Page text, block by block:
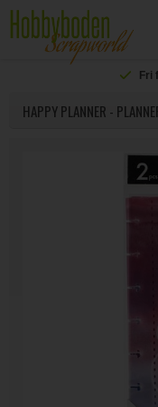
Fri
HAPPY PLANNER -